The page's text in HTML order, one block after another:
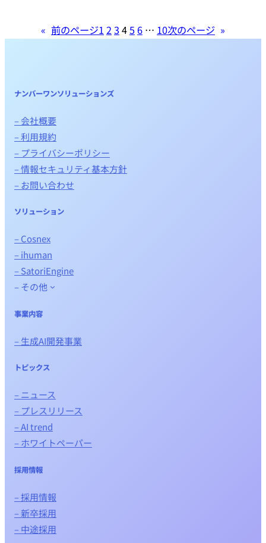
« 前のページ1 23 45 6 … 10次のページ »
ナンバーワンソリューションズ
– 会社概要
– 利用規約
– プライバシーポリシー
– 情報セキュリティ基本方針
– お問い合わせ
ソリューション
– Cosnex
– ihuman
– SatoriEngine
– その他
事業内容
– 生成AI開発事業
トピックス
– ニュース
– プレスリリース
– AI trend
– ホワイトペーパー
採用情報
– 採用情報
– 新卒採用
– 中途採用